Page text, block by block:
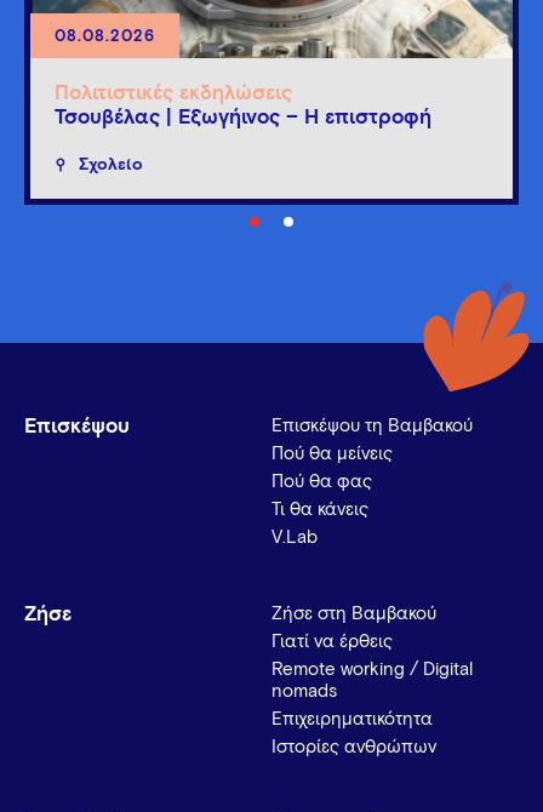
08.08.2026
Πολιτιστικές εκδηλώσεις
Τσουβέλας | Εξωγήινος – Η επιστροφή
Σχολείο
Επισκέψου
Επισκέψου τη Βαμβακού
Πού θα μείνεις
Πού θα φας
Τι θα κάνεις
V.Lab
Ζήσε
Ζήσε στη Βαμβακού
Γιατί να έρθεις
Remote working / Digital
nomads
Επιχειρηματικότητα
Ιστορίες ανθρώπων